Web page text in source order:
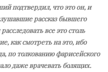
подтвердил, что это он, и
рассказ бывшего
все это столь
как смотреть на это, ибо
по толкованию фарисейского
даже врачевать болящих.